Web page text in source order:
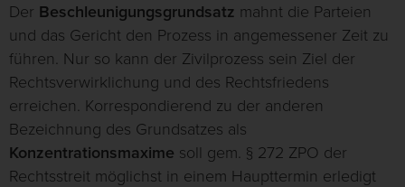
Der Beschleunigungsgrundsatz mahnt die Parteien
und das Gericht den Prozess in angemessener Zeit zu
führen. Nur so kann der Zivilprozess sein Ziel der
Rechtsverwirklichung und des Rechtsfriedens
erreichen. Korrespondierend zu der anderen
Bezeichnung des Grundsatzes als
Konzentrationsmaxime soll gem. § 272 ZPO der
Rechtsstreit möglichst in einem Haupttermin erledigt